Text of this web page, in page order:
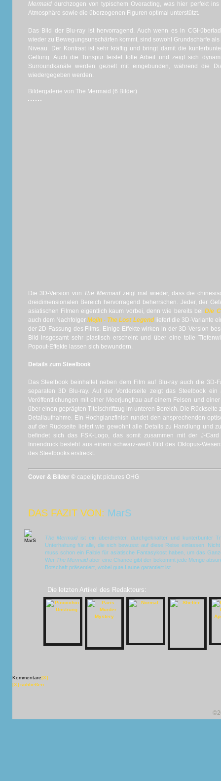
Mermaiddurchzogen von typischem Overacting, was hier perfekt
Atmosphäre sowie die überzogenen Figuren optimal unterstützt.
Das Bild der Blu-ray ist hervorragend. Auch wenn es in CGI-
wieder zu Bewegungsunschärfen kommt, sind sowohl Grundschärfe
Niveau. Der Kontrast ist sehr kräftig und bringt damit die
Geltung. Auch die Tonspur leistet tolle Arbeit und zeigt sich
Surroundkanäle werden gezielt mit eingebunden, während die
wiedergegeben werden.
Bildergalerie von The Mermaid (6 Bilder)
Die 3D-Version von The Mermaid zeigt mal wieder, dass die
dreidimensionalen Bereich hervorragend beherrschen. Jeder, der
asiatischen Filmen eigentlich kaum vorbei, denn wie bereits beiDie
auch dem Nachfolger Mojin - The Lost Legend liefert die 3D-Variante
der 2D-Fassung des Films. Einige Effekte wirken in der 3D-Version
Bild insgesamt sehr plastisch erscheint und über eine tolle
Popout-Effekte lassen sich bewundern.
Details zum Steelbook
Das Steelbook beinhaltet neben dem Film auf Blu-ray auch die 3D-
separaten 3D Blu-ray. Auf der Vorderseite zeigt das Steelbook
Veröffentlichungen mit einer Meerjungfrau auf einem Felsen und
über einen geprägten Titelschriftzug im unteren Bereich. Die
Detailaufnahme. Ein Hochglanzfinish rundet den ansprechenden
auf der Rückseite liefert wie gewohnt alle Details zu Handlung und
befindet sich das FSK-Logo, das somit zusammen mit der J-
Innendruck besteht aus einem schwarz-weiß Bild des Oktopus-
des Steelbooks erstreckt.
Cover & Bilder © capelight pictures OHG
DAS FAZIT VON: MarS
The Mermaid ist ein überdrehter, durchgeknallter und kunterbunter
Unterhaltung für alle, die sich bewusst auf diese Reise einlassen.
muss schon ein Faible für asiatische Fantasykost haben, um das
Wer The Mermaid aber eine Chance gibt der bekommt jede Menge
Botschaft präsentiert, wobei gute Laune garantiert ist.
Die letzten Artikel des Redakteurs:
Kommentare[X]
[X] schließen